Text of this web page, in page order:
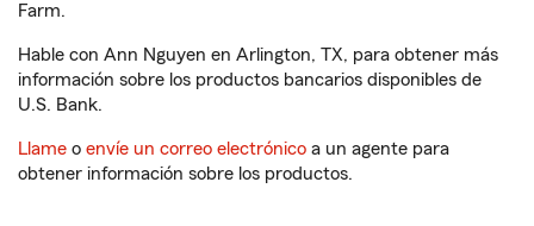
Farm.
Hable con Ann Nguyen en Arlington, TX, para obtener más
información sobre los productos bancarios disponibles de
U.S. Bank.
Llame o envíe un correo electrónico a un agente para
obtener información sobre los productos.